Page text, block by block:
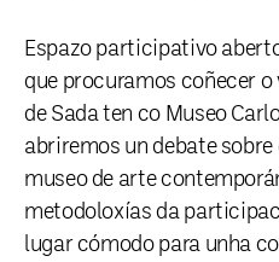
Espazo participativo
que procuramos coñecer
de Sada ten co Museo
abriremos un debate
museo de arte
metodoloxías da
lugar cómodo para unha